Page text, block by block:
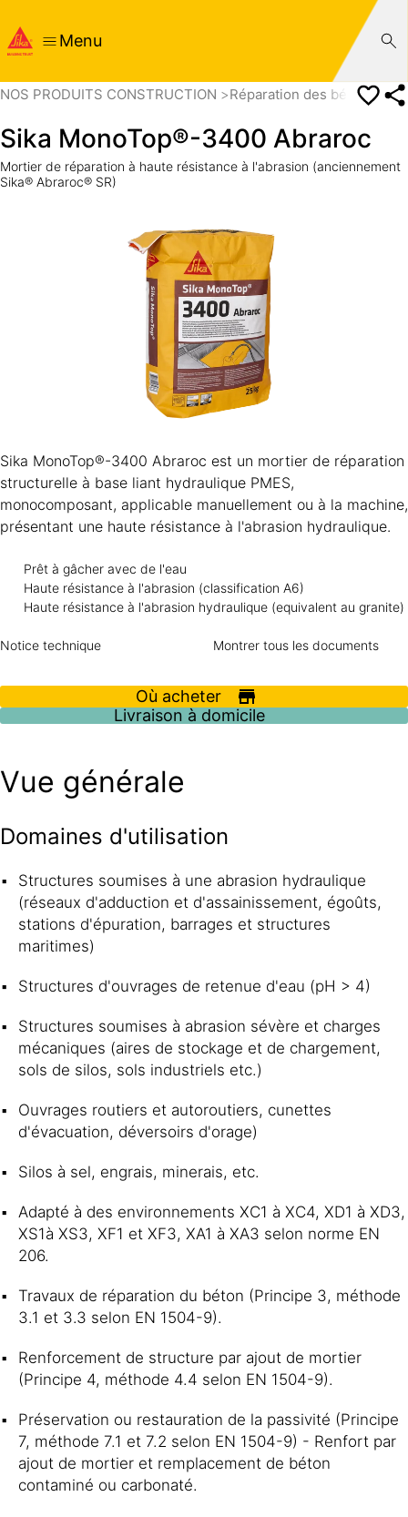
Menu
NOS PRODUITS CONSTRUCTION Réparation des bétons
Sika MonoTop®-3400 Abraroc
Mortier de réparation à haute résistance à l'abrasion (anciennement
Sika® Abraroc® SR)
Sika MonoTop®-3400 Abraroc est un mortier de réparation
structurelle à base liant hydraulique PMES,
monocomposant, applicable manuellement ou à la machine,
présentant une haute résistance à l'abrasion hydraulique.
Prêt à gâcher avec de l'eau
Haute résistance à l'abrasion (classification A6)
Haute résistance à l'abrasion hydraulique (equivalent au granite)
Notice technique Montrer tous les documents
Où acheter
Livraison à domicile
Vue générale
Domaines d'utilisation
Structures soumises à une abrasion hydraulique
(réseaux d'adduction et d'assainissement, égoûts,
stations d'épuration, barrages et structures
maritimes)
Structures d'ouvrages de retenue d'eau (pH > 4)
Structures soumises à abrasion sévère et charges
mécaniques (aires de stockage et de chargement,
sols de silos, sols industriels etc.)
Ouvrages routiers et autoroutiers, cunettes
d'évacuation, déversoirs d'orage)
Silos à sel, engrais, minerais, etc.
Adapté à des environnements XC1 à XC4, XD1 à XD3,
XS1à XS3, XF1 et XF3, XA1 à XA3 selon norme EN
206.
Travaux de réparation du béton (Principe 3, méthode
3.1 et 3.3 selon EN 1504-9).
Renforcement de structure par ajout de mortier
(Principe 4, méthode 4.4 selon EN 1504-9).
Préservation ou restauration de la passivité (Principe
7, méthode 7.1 et 7.2 selon EN 1504-9) - Renfort par
ajout de mortier et remplacement de béton
contaminé ou carbonaté.